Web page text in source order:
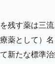
残す薬は三流
薬として）名
新たな標準